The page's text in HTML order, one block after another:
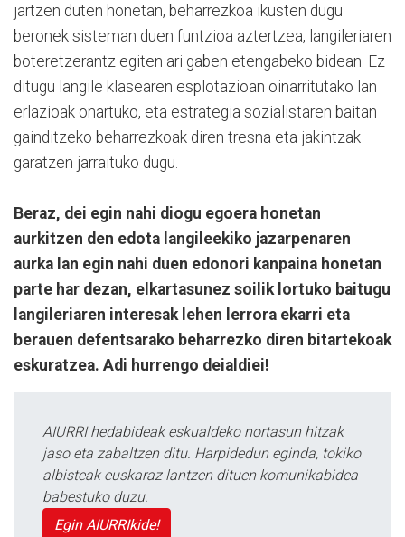
jartzen duten honetan, beharrezkoa ikusten dugu
beronek sisteman duen funtzioa aztertzea, langileriaren
boteretzerantz egiten ari gaben etengabeko bidean. Ez
ditugu langile klasearen esplotazioan oinarritutako lan
erlazioak onartuko, eta estrategia sozialistaren baitan
gainditzeko beharrezkoak diren tresna eta jakintzak
garatzen jarraituko dugu.
Beraz, dei egin nahi diogu egoera honetan
aurkitzen den edota langileekiko jazarpenaren
aurka lan egin nahi duen edonori kanpaina honetan
parte har dezan, elkartasunez soilik lortuko baitugu
langileriaren interesak lehen lerrora ekarri eta
berauen defentsarako beharrezko diren bitartekoak
eskuratzea. Adi hurrengo deialdiei!
AIURRI hedabideak eskualdeko nortasun hitzak
jaso eta zabaltzen ditu. Harpidedun eginda, tokiko
albisteak euskaraz lantzen dituen komunikabidea
babestuko duzu.
Egin AIURRIkide!